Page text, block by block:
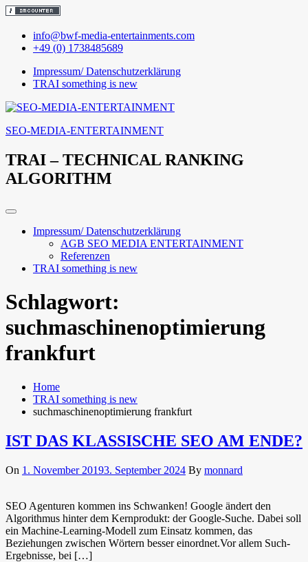
Skip
info@bwf-media-entertainments.com
+49 (0) 1738485689
Impressum/ Datenschutzerklärung
TRAI something is new
SEO-MEDIA-ENTERTAINMENT
TRAI – TECHNICAL RANKING
ALGORITHM
Impressum/ Datenschutzerklärung
AGB SEO MEDIA ENTERTAINMENT
Referenzen
TRAI something is new
Schlagwort:
suchmaschinenoptimierung
frankfurt
Home
TRAI something is new
suchmaschinenoptimierung frankfurt
IST DAS KLASSISCHE SEO AM ENDE?
On 1. November 20193. September 2024 By monnard
SEO Agenturen kommen ins Schwanken! Google ändert den
Algorithmus hinter dem Kernprodukt: der Google-Suche. Dabei soll
ein Machine-Learning-Modell zum Einsatz kommen, das
Beziehungen zwischen Wörtern besser einordnet.Vor allem Such-
Ergebnisse, bei […]